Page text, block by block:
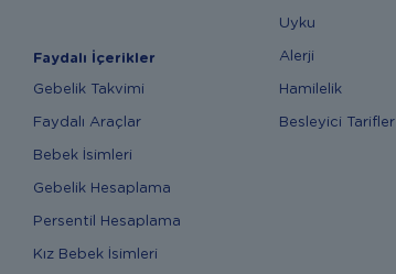
Faydalı İçerikler
Gebelik Takvimi
Faydalı Araçlar
Bebek İsimleri
Gebelik Hesaplama
Persentil Hesaplama
Kız Bebek İsimleri
Uyku
Alerji
Hamilelik
Besleyici Tarifler